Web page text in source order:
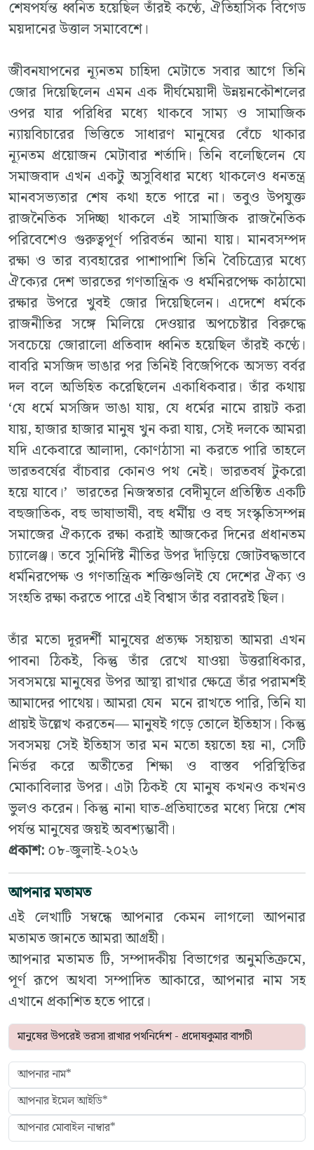
শেষপর্যন্ত ধ্বনিত হয়েছিল তাঁরই কণ্ঠে, ঐতিহাসিক বিগেড
ময়দানের উত্তাল সমাবেশে।
জীবনযাপনের ন্যূনতম চাহিদা মেটাতে সবার আগে তিনি
জোর দিয়েছিলেন এমন এক দীর্ঘমেয়াদী উন্নয়নকৌশলের
ওপর যার পরিধির মধ্যে থাকবে সাম্য ও সামাজিক
ন্যায়বিচারের ভিত্তিতে সাধারণ মানুষের বেঁচে থাকার
ন্যূনতম প্রয়োজন মেটাবার শর্তাদি। তিনি বলেছিলেন যে
সমাজবাদ এখন একটু অসুবিধার মধ্যে থাকলেও ধনতন্ত্র
মানবসভ্যতার শেষ কথা হতে পারে না। তবুও উপযুক্ত
রাজনৈতিক সদিচ্ছা থাকলে এই সামাজিক রাজনৈতিক
পরিবেশেও গুরুত্বপূর্ণ পরিবর্তন আনা যায়। মানবসম্পদ
রক্ষা ও তার ব্যবহারের পাশাপাশি তিনি বৈচিত্র্যের মধ্যে
ঐক্যের দেশ ভারতের গণতান্ত্রিক ও ধর্মনিরপেক্ষ কাঠামো
রক্ষার উপরে খুবই জোর দিয়েছিলেন। এদেশে ধর্মকে
রাজনীতির সঙ্গে মিলিয়ে দেওয়ার অপচেষ্টার বিরুদ্ধে
সবচেয়ে জোরালো প্রতিবাদ ধ্বনিত হয়েছিল তাঁরই কণ্ঠে।
বাবরি মসজিদ ভাঙার পর তিনিই বিজেপিকে অসভ্য বর্বর
দল বলে অভিহিত করেছিলেন একাধিকবার। তাঁর কথায়
‘যে ধর্মে মসজিদ ভাঙা যায়, যে ধর্মের নামে রায়ট করা
যায়, হাজার হাজার মানুষ খুন করা যায়, সেই দলকে আমরা
যদি একেবারে আলাদা, কোণঠাসা না করতে পারি তাহলে
ভারতবর্ষের বাঁচবার কোনও পথ নেই। ভারতবর্ষ টুকরো
হয়ে যাবে।’ ভারতের নিজস্বতার বেদীমূলে প্রতিষ্ঠিত একটি
বহুজাতিক, বহু ভাষাভাষী, বহু ধর্মীয় ও বহু সংস্কৃতিসম্পন্ন
সমাজের ঐক্যকে রক্ষা করাই আজকের দিনের প্রধানতম
চ্যালেঞ্জ। তবে সুনির্দিষ্ট নীতির উপর দাঁড়িয়ে জোটবদ্ধভাবে
ধর্মনিরপেক্ষ ও গণতান্ত্রিক শক্তিগুলিই যে দেশের ঐক্য ও
সংহতি রক্ষা করতে পারে এই বিশ্বাস তাঁর বরাবরই ছিল।
তাঁর মতো দূরদর্শী মানুষের প্রত্যক্ষ সহায়তা আমরা এখন
পাবনা ঠিকই, কিন্তু তাঁর রেখে যাওয়া উত্তরাধিকার,
সবসময়ে মানুষের উপর আস্থা রাখার ক্ষেত্রে তাঁর পরামর্শই
আমাদের পাথেয়। আমরা যেন মনে রাখতে পারি, তিনি যা
প্রায়ই উল্লেখ করতেন— মানুষই গড়ে তোলে ইতিহাস। কিন্তু
সবসময় সেই ইতিহাস তার মন মতো হয়তো হয় না, সেটি
নির্ভর করে অতীতের শিক্ষা ও বাস্তব পরিস্থিতির
মোকাবিলার উপর। এটা ঠিকই যে মানুষ কখনও কখনও
ভুলও করেন। কিন্তু নানা ঘাত-প্রতিঘাতের মধ্যে দিয়ে শেষ
পর্যন্ত মানুষের জয়ই অবশ্যম্ভাবী।
প্রকাশ:০৮-জুলাই-২০২৬
আপনার মতামত
এই লেখাটি সম্বন্ধে আপনার কেমন লাগলো আপনার
মতামত জানতে আমরা আগ্রহী।
আপনার মতামত টি, সম্পাদকীয় বিভাগের অনুমতিক্রমে,
পূর্ণ রূপে অথবা সম্পাদিত আকারে, আপনার নাম সহ
এখানে প্রকাশিত হতে পারে।